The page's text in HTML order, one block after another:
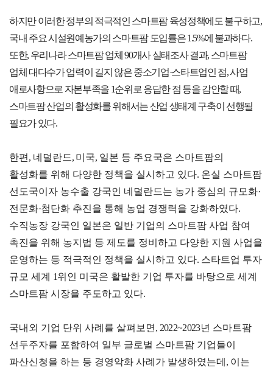
기업인
여행카
드
ABTC
회의실
수출입
털
해외지
부
·KITA
POST
업브랜
치
이노브
랜치
자문·상담
Trade
Pro
TradePro's
초이스
1:1상담
오픈상담
AI
컨설팅
무역실
무
용어
회계
사례
건의
규제애로
고객센
터
질문
하지만 이러한 정부의 적극적인 스마트팜 육성정책에도 불구하고,
국내 주요 시설원예농가의 스마트팜 도입률은1.5%에 불과하다.
또한, 우리나라 스마트팜 업체90개사 실태조사 결과, 스마트팜
업체 대다수가 업력이 길지 않은 중소기업·스타트업인 점,사업
애로사항으로 자본부족을 1순위로 응답한 점 등을 감안할 때,
스마트팜 산업의 활성화를 위해서는 산업 생태계 구축이 선행될
필요가 있다.
한편 , 네덜란드, 미국, 일본 등 주요국은 스마트팜의
활성화를 위해 다양한 정책을 실시하고 있다. 온실 스마트팜
선도국이자 농수출 강국인 네덜란드는 농가 중심의 규모화·
전문화·첨단화 추진을 통해 농업 경쟁력을 강화하였다.
수직농장 강국인 일본은 일반 기업의 스마트팜 사업 참여
촉진을 위해 농지법 등 제도를 정비하고 다양한 지원 사업을
운영하는 등 적극적인 정책을 실시하고 있다. 스타트업 투자
규모 세계 1위인 미국은 활발한 기업 투자를 바탕으로 세계
스마트팜 시장을 주도하고 있다.
국내외 기업 단위 사례를 살펴보면 , 2022~2023년 스마트팜
선두주자를 포함하여 일부 글로벌 스마트팜 기업들이
파산신청을 하는 등 경영악화 사례가 발생하였는데 , 이는